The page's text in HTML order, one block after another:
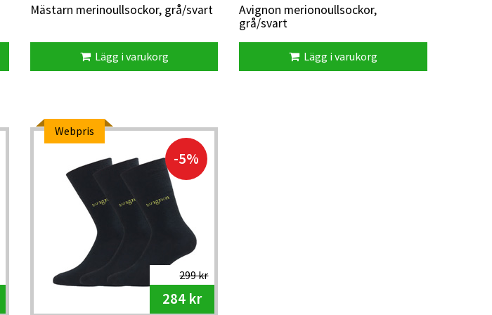
Mästarn merinoullsockor, grå/svart
Lägg i varukorg
Avignon merionoullsockor,
grå/svart
Lägg i varukorg
Webpris
-5%
299 kr
284 kr